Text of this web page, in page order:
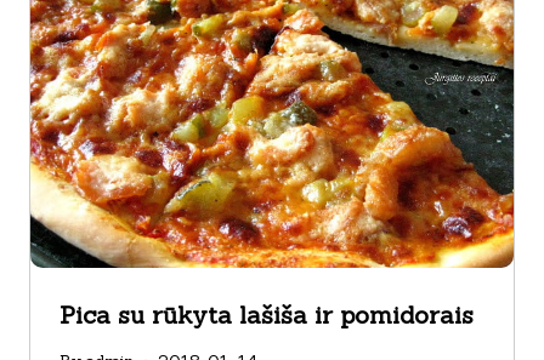
Pica su rūkyta lašiša ir pomidorais